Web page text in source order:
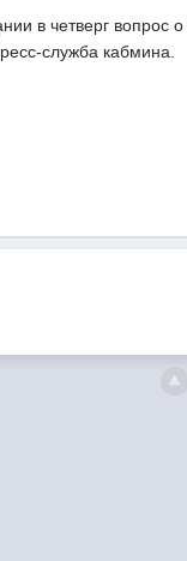
в четверг
служба кабмина.